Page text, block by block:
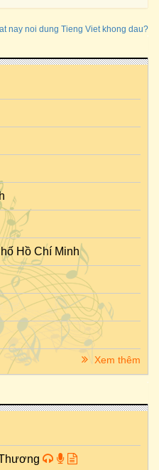
nay noi dung Tieng Viet khong dau?
Hồ Chí Minh
Xem thêm